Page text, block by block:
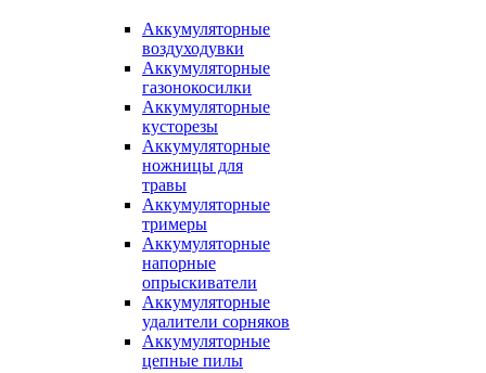
Аккумуляторные
воздуходувки
Аккумуляторные
газонокосилки
Аккумуляторные
кусторезы
Аккумуляторные
ножницы для
травы
Аккумуляторные
тримеры
Аккумуляторные
напорные
опрыскиватели
Аккумуляторные
удалители сорняков
Аккумуляторные
цепные пилы